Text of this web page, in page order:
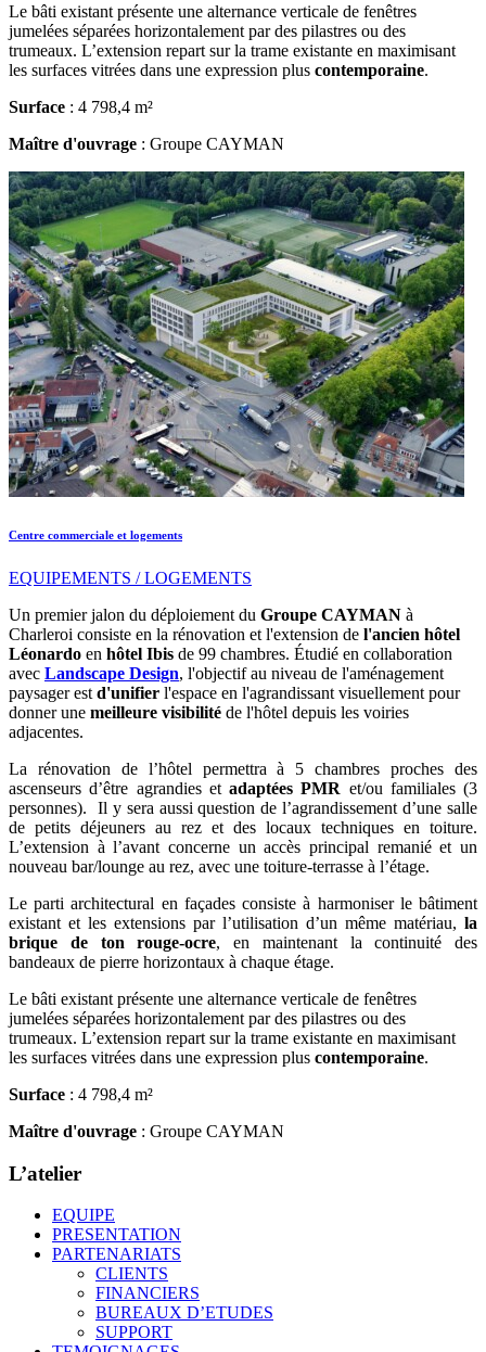
Le bâti existant présente une alternance verticale de fenêtres
jumelées séparées horizontalement par des pilastres ou des
trumeaux. L’extension repart sur la trame existante en maximisant
les surfaces vitrées dans une expression plus contemporaine.
Surface : 4 798,4 m²
Maître d'ouvrage : Groupe CAYMAN
Centre commerciale et logements
EQUIPEMENTS / LOGEMENTS
Un premier jalon du déploiement du Groupe CAYMAN à
Charleroi consiste en la rénovation et l'extension de l'ancien hôtel
Léonardo en hôtel Ibis de 99 chambres. Étudié en collaboration
avec Landscape Design, l'objectif au niveau de l'aménagement
paysager est d'unifier l'espace en l'agrandissant visuellement pour
donner une meilleure visibilité de l'hôtel depuis les voiries
adjacentes.
La rénovation de l’hôtel permettra à 5 chambres proches des
ascenseurs d’être agrandies et adaptées PMR et/ou familiales (3
personnes). Il y sera aussi question de l’agrandissement d’une salle
de petits déjeuners au rez et des locaux techniques en toiture.
L’extension à l’avant concerne un accès principal remanié et un
nouveau bar/lounge au rez, avec une toiture-terrasse à l’étage.
Le parti architectural en façades consiste à harmoniser le bâtiment
existant et les extensions par l’utilisation d’un même matériau, la
brique de ton rouge-ocre, en maintenant la continuité des
bandeaux de pierre horizontaux à chaque étage.
Le bâti existant présente une alternance verticale de fenêtres
jumelées séparées horizontalement par des pilastres ou des
trumeaux. L’extension repart sur la trame existante en maximisant
les surfaces vitrées dans une expression plus contemporaine.
Surface : 4 798,4 m²
Maître d'ouvrage : Groupe CAYMAN
L’atelier
EQUIPE
PRESENTATION
PARTENARIATS
CLIENTS
FINANCIERS
BUREAUX D’ETUDES
SUPPORT